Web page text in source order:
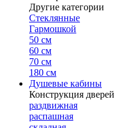
Другие категории
Стеклянные
Гармошкой
50 см
60 см
70 см
180 см
Душевые кабины
Конструкция дверей
раздвижная
распашная